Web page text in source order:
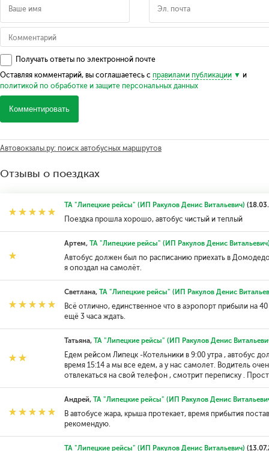
Получать ответы по электронной почте
Оставляя комментарий, вы соглашаетесь с правилами публикации
и
политикой по обработке и защите персональных данных
Комментировать
Автовокзалы.ру: поиск автобусных маршрутов
Отзывы о поездках
ТА "Липецкие рейсы" (ИП Ракулов Денис Витальевич)
Поездка прошла хорошо, автобус чистый и теплый
Артем, ТА "Липецкие рейсы" (ИП Ракулов Денис
Автобус должен был по расписанию приехать в
я опоздал на самолёт.
Светлана, ТА "Липецкие рейсы" (ИП Ракулов Денис
Всё отлично, единственное что в аэропорт прибыли на
ещё 3 часа ждать.
Татьяна, ТА "Липецкие рейсы" (ИП Ракулов Денис
Едем рейсом Липецк -Котельники в 9:00 утра , автобус
время 15:14 а мы все едем, а у нас самолет. Водитель
отвлекаться на свой телефон , смотрит переписку .
Андрей, ТА "Липецкие рейсы" (ИП Ракулов Денис
В автобусе жара, крыша протекает, время прибытия
рекомендую.
ТА "Липецкие рейсы" (ИП Ракулов Денис Витальевич)